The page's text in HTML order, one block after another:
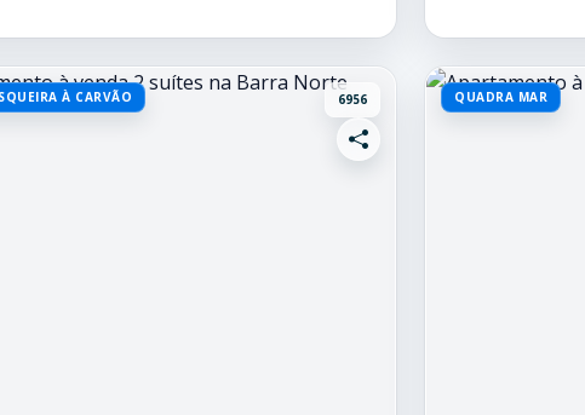
À CARVÃO 6956 QUADRA MAR